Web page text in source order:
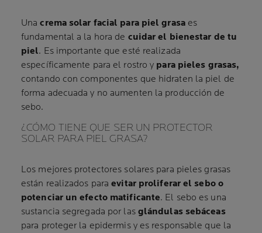
Una crema solar facial para piel grasaes
fundamental a la hora de cuidar el bienestar de tu
piel. Es importante que esté realizada
específicamente para el rostro y para pieles grasas,
contando con componentes que hidraten la piel de
forma adecuada y no aumenten la producción de
sebo.
¿CÓMO TIENE QUE SER UN PROTECTOR
SOLAR PARA PIEL GRASA?
Los mejores protectores solares para pieles grasas
están realizados paraevitar proliferar el sebo o
potenciar un efecto matificante. El sebo es una
sustancia segregada por las glándulas sebáceas
para proteger la epidermis y es responsable que la